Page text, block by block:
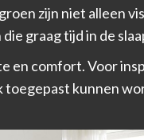
zijn niet alleen
graag tijd in de
en comfort. Voor
toegepast kunnen